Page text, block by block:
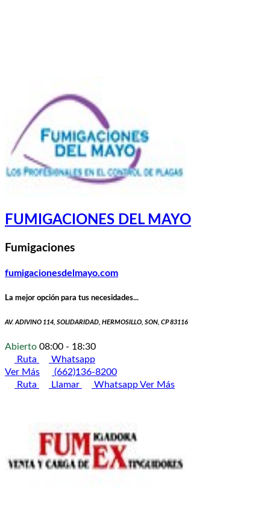
FUMIGACIONES DEL MAYO
Fumigaciones
fumigacionesdelmayo.com
La mejor opción para tus necesidades...
AV. ADIVINO 114, SOLIDARIDAD, HERMOSILLO, SON, CP 83116
Abierto 08:00 - 18:30
Ruta
Whatsapp
Ver Más
(662)136-8200
Ruta
Llamar WhatsappVer Más